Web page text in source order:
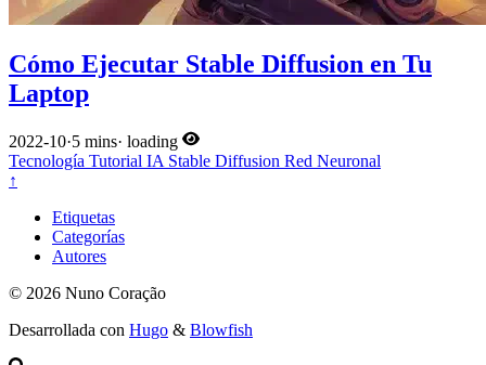
Cómo Ejecutar Stable Diffusion en Tu
Laptop
2022-10·5 mins· loading
Tecnología Tutorial IA Stable Diffusion Red Neuronal
↑
Etiquetas
Categorías
Autores
© 2026 Nuno Coração
Desarrollada con Hugo & Blowfish